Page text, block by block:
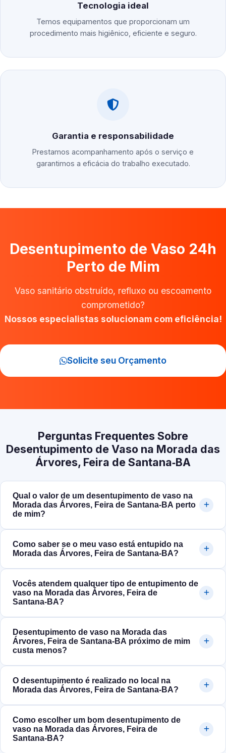
Tecnologia ideal
Temos equipamentos que proporcionam um
procedimento mais higiênico, eficiente e seguro.
Garantia e responsabilidade
Prestamos acompanhamento após o serviço e
garantimos a eficácia do trabalho executado.
Desentupimento de Vaso 24h
Perto de Mim
Vaso sanitário obstruído, refluxo ou escoamento
comprometido?
Nossos especialistas solucionam com eficiência!
Solicite seu Orçamento
Perguntas Frequentes Sobre
Desentupimento de Vaso na Morada das
Árvores, Feira de Santana‑BA
Qual o valor de um desentupimento de vaso na
Morada das Árvores, Feira de Santana‑BA perto
de mim?
Como saber se o meu vaso está entupido na
Morada das Árvores, Feira de Santana‑BA?
Vocês atendem qualquer tipo de entupimento de
vaso na Morada das Árvores, Feira de
Santana‑BA?
Desentupimento de vaso na Morada das
Árvores, Feira de Santana‑BA próximo de mim
custa menos?
O desentupimento é realizado no local na
Morada das Árvores, Feira de Santana‑BA?
Como escolher um bom desentupimento de
vaso na Morada das Árvores, Feira de
Santana‑BA?